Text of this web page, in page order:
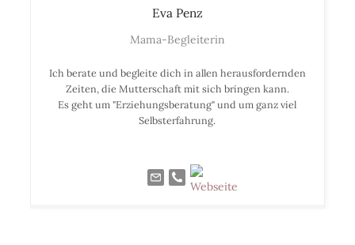
Eva Penz
Mama-Begleiterin
Ich berate und begleite dich in allen herausfordernden
Zeiten, die Mutterschaft mit sich bringen kann.
Es geht um "Erziehungsberatung" und um ganz viel
Selbsterfahrung.